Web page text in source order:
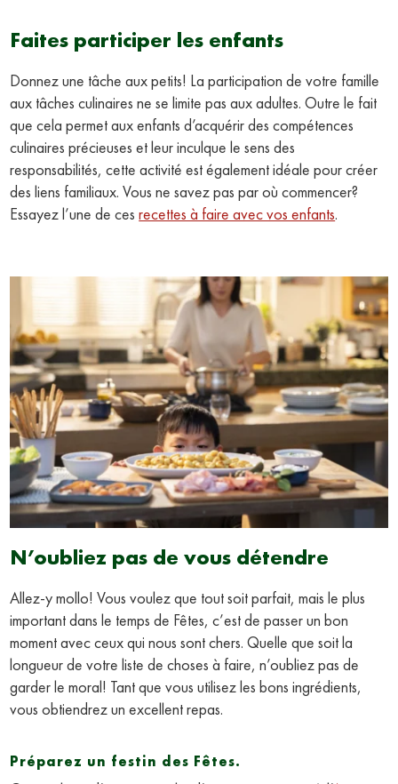
Faites participer les enfants
Donnez une tâche aux petits! La participation de votre famille
aux tâches culinaires ne se limite pas aux adultes. Outre le fait
que cela permet aux enfants d’acquérir des compétences
culinaires précieuses et leur inculque le sens des
responsabilités, cette activité est également idéale pour créer
des liens familiaux. Vous ne savez pas par où commencer?
Essayez l’une de cesrecettes à faire avec vos enfants.
N’oubliez pas de vous détendre
Allez-y mollo! Vous voulez que tout soit parfait, mais le plus
important dans le temps de Fêtes, c’est de passer un bon
moment avec ceux qui nous sont chers. Quelle que soit la
longueur de votre liste de choses à faire, n’oubliez pas de
garder le moral! Tant que vous utilisez les bons ingrédients,
vous obtiendrez un excellent repas.
Préparez un festin des Fêtes.